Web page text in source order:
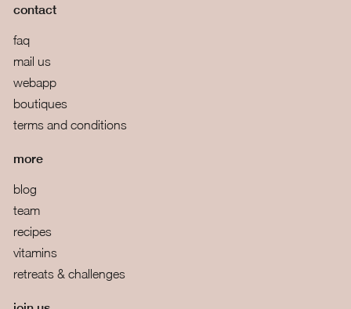
contact
faq
mail us
webapp
boutiques
terms and conditions
more
blog
team
recipes
vitamins
retreats & challenges